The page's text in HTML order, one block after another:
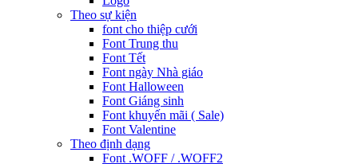
Theo sự kiện
font cho thiệp cưới
Font Trung thu
Font Tết
Font ngày Nhà giáo
Font Halloween
Font Giáng sinh
Font khuyến mãi ( Sale)
Font Valentine
Theo định dạng
Font .WOFF / .WOFF2